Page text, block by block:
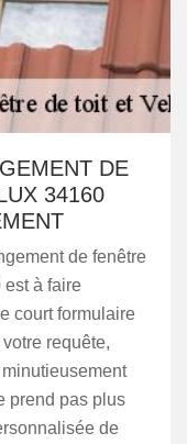
DE
34160
de fenêtre
est à faire
court formulaire
requête,
prend pas plus
de